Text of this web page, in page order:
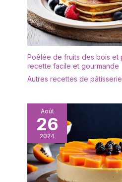
des
la
les
Poêlée de fruits des bois et
recette facile et gourmande
Autres recettes de pâtisserie
Août
26
2024